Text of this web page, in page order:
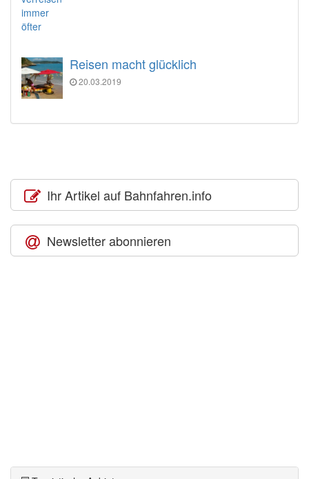
Reisen macht glücklich
20.03.2019
Ihr Artikel auf Bahnfahren.info
Newsletter abonnieren